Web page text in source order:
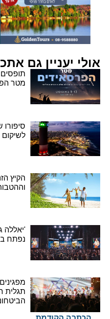
אולי יעניין גם
מטר
לשיקום
הקיץ
'יאללה
נפתח
תגלית